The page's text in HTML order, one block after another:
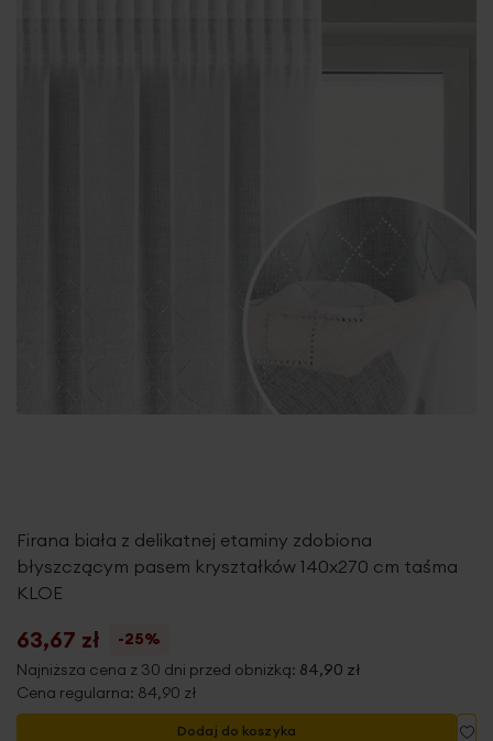
Firana biała z delikatnej etaminy zdobiona
błyszczącym pasem kryształków 140x270 cm taśma
KLOE
63,67 zł
-25%
Najniższa cena z 30 dni przed obniżką: 84,90 zł
Cena regularna: 84,90 zł
Dodaj do koszyka